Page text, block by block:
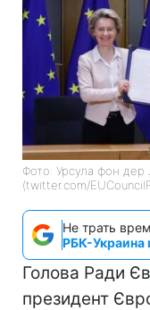
Фото: Урсула фон
(twitter.com/
Не трать
РБК-Украина
Голова Ради
президент